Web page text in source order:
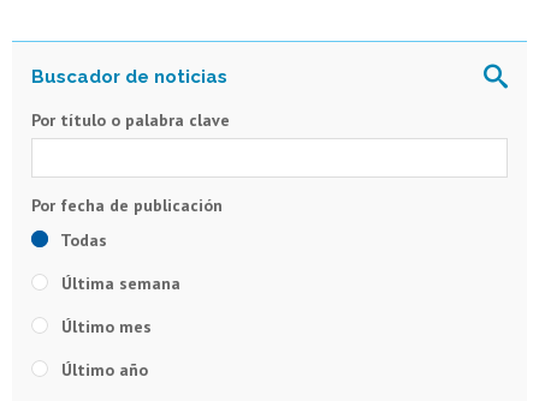
Por título o palabra clave
Todas
Última semana
Último mes
Último año